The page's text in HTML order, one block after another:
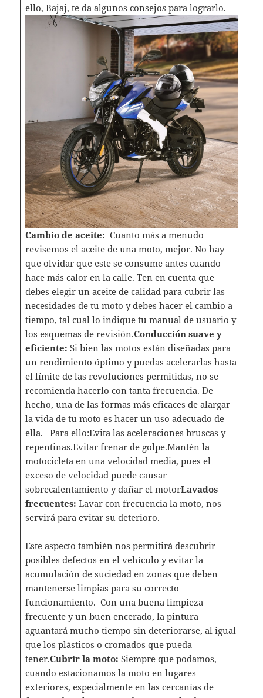
ello, Bajaj, te da algunos consejos para lograrlo.
Cambio de aceite: Cuanto más a menudo
revisemos el aceite de una moto, mejor. No hay
que olvidar que este se consume antes cuando
hace más calor en la calle. Ten en cuenta que
debes elegir un aceite de calidad para cubrir las
necesidades de tu moto y debes hacer el cambio a
tiempo, tal cual lo indique tu manual de usuario y
los esquemas de revisión.Conducción suave y
eficiente: Si bien las motos están diseñadas para
un rendimiento óptimo y puedas acelerarlas hasta
el límite de las revoluciones permitidas, no se
recomienda hacerlo con tanta frecuencia. De
hecho, una de las formas más eficaces de alargar
la vida de tu moto es hacer un uso adecuado de
ella. Para ello:Evita las aceleraciones bruscas y
repentinas.Evitar frenar de golpe.Mantén la
motocicleta en una velocidad media, pues el
exceso de velocidad puede causar
sobrecalentamiento y dañar el motorLavados
frecuentes: Lavar con frecuencia la moto, nos
servirá para evitar su deterioro.
Este aspecto también nos permitirá descubrir
posibles defectos en el vehículo y evitar la
acumulación de suciedad en zonas que deben
mantenerse limpias para su correcto
funcionamiento. Con una buena limpieza
frecuente y un buen encerado, la pintura
aguantará mucho tiempo sin deteriorarse, al igual
que los plásticos o cromados que pueda
tener.Cubrir la moto: Siempre que podamos,
cuando estacionamos la moto en lugares
exteriores, especialmente en las cercanías de